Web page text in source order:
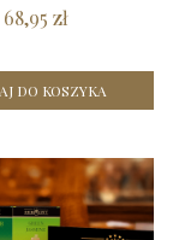
68,95 zł
DO KOSZYKA